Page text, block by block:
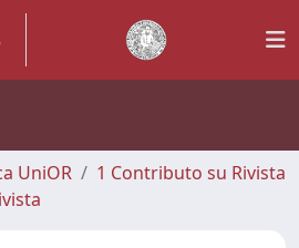
UniOR
1 Contributo su Rivista